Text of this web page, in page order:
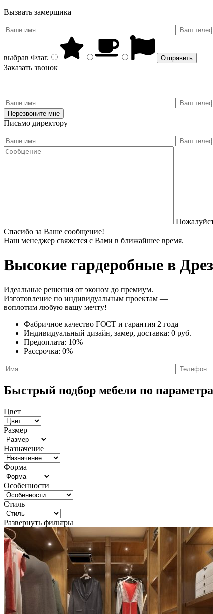
Вызвать замерщика
выбрав Флаг.
Заказать звонок
Письмо директору
Спасибо за Ваше сообщение!
Наш менеджер свяжется с Вами в ближайшее время.
Высокие гардеробные в
Идеальные решения от эконом до премиум.
Изготовление по индивидуальным проектам —
воплотим любую вашу мечту!
Фабричное качество ГОСТ и гарантия 2 года
Индивидуальный дизайн, замер, доставка: 0 руб.
Предоплата: 10%
Рассрочка: 0%
Быстрый подбор мебели по
Цвет
Размер
Назначение
Форма
Особенности
Стиль
Развернуть фильтры